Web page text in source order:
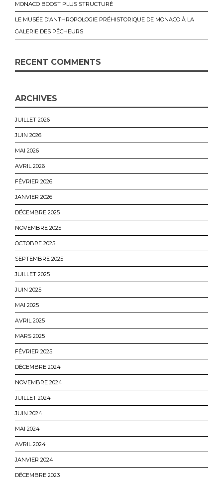
MONACO BOOST PLUS STRUCTURÉ
LE MUSÉE D’ANTHROPOLOGIE PRÉHISTORIQUE DE MONACO À LA
GALERIE DES PÊCHEURS
RECENT COMMENTS
ARCHIVES
JUILLET 2026
JUIN 2026
MAI 2026
AVRIL 2026
FÉVRIER 2026
JANVIER 2026
DÉCEMBRE 2025
NOVEMBRE 2025
OCTOBRE 2025
SEPTEMBRE 2025
JUILLET 2025
JUIN 2025
MAI 2025
AVRIL 2025
MARS 2025
FÉVRIER 2025
DÉCEMBRE 2024
NOVEMBRE 2024
JUILLET 2024
JUIN 2024
MAI 2024
AVRIL 2024
JANVIER 2024
DÉCEMBRE 2023